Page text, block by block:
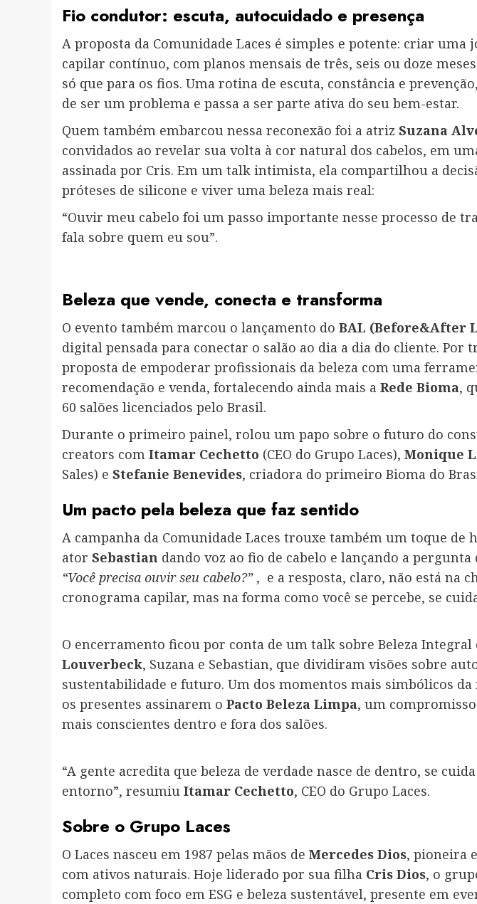
Fio condutor: escuta, autocuidado e presença
A proposta da Comunidade Laces é simples e potente: criar uma
capilar contínuo, com planos mensais de três, seis ou doze
só que para os fios. Uma rotina de escuta, constância e
de ser um problema e passa a ser parte ativa do seu bem-estar.
Quem também embarcou nessa reconexão foi a atriz Suzana
convidados ao revelar sua volta à cor natural dos cabelos, em
assinada por Cris. Em um talk intimista, ela compartilhou a
próteses de silicone e viver uma beleza mais real:
“Ouvir meu cabelo foi um passo importante nesse processo de
fala sobre quem eu sou”.
Beleza que vende, conecta e transforma
O evento também marcou o lançamento do BAL (Before&After
digital pensada para conectar o salão ao dia a dia do cliente. Por
proposta de empoderar profissionais da beleza com uma
recomendação e venda, fortalecendo ainda mais a Rede Bioma,
60 salões licenciados pelo Brasil.
Durante o primeiro painel, rolou um papo sobre o futuro do
creators com Itamar Cechetto (CEO do Grupo Laces), Monique
Sales) e Stefanie Benevides, criadora do primeiro Bioma do
Um pacto pela beleza que faz sentido
A campanha da Comunidade Laces trouxe também um toque de
ator Sebastian dando voz ao fio de cabelo e lançando a
“Você precisa ouvir seu cabelo?”, e a resposta, claro, não está na
cronograma capilar, mas na forma como você se percebe, se
O encerramento ficou por conta de um talk sobre Beleza Integral
Louverbeck, Suzana e Sebastian, que dividiram visões sobre
sustentabilidade e futuro. Um dos momentos mais simbólicos
os presentes assinarem o Pacto Beleza Limpa, um
mais conscientes dentro e fora dos salões.
“A gente acredita que beleza de verdade nasce de dentro, se
entorno”, resumiu Itamar Cechetto, CEO do Grupo Laces.
Sobre o Grupo Laces
O Laces nasceu em 1987 pelas mãos de Mercedes Dios, pioneira
com ativos naturais. Hoje liderado por sua filha Cris Dios, o
completo com foco em ESG e beleza sustentável, presente em